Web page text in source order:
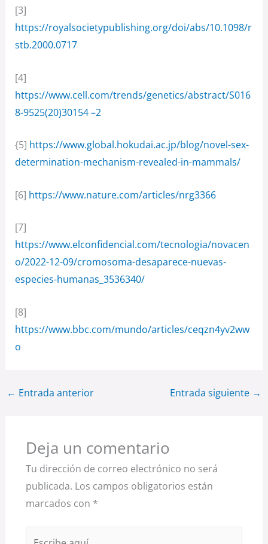
[3]
https://royalsocietypublishing.org/doi/abs/10.1098/r
stb.2000.0717
[4]
https://www.cell.com/trends/genetics/abstract/S016
8-9525(20)30154 –2
{5] https://www.global.hokudai.ac.jp/blog/novel-sex-
determination-mechanism-revealed-in-mammals/
[6] https://www.nature.com/articles/nrg3366
[7]
https://www.elconfidencial.com/tecnologia/novacen
o/2022-12-09/cromosoma-desaparece-nuevas-
especies-humanas_3536340/
[8]
https://www.bbc.com/mundo/articles/ceqzn4yv2ww
o
← Entrada anterior Entrada siguiente →
Deja un comentario
Tu dirección de correo electrónico no será
publicada. Los campos obligatorios están
marcados con *